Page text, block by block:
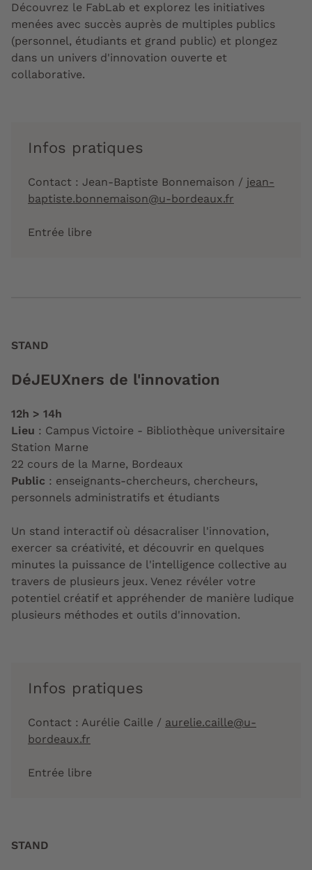
Découvrez le FabLab et explorez les initiatives
menées avec succès auprès de multiples publics
(personnel, étudiants et grand public) et plongez
dans un univers d'innovation ouverte et
collaborative.
Infos pratiques
Contact : Jean-Baptiste Bonnemaison / jean-
baptiste.bonnemaison@u-bordeaux.fr
Entrée libre
STAND
DéJEUXners de l'innovation
12h > 14h
Lieu : Campus Victoire - Bibliothèque universitaire
Station Marne
22 cours de la Marne, Bordeaux
Public : enseignants-chercheurs, chercheurs,
personnels administratifs et étudiants
Un stand interactif où désacraliser l'innovation,
exercer sa créativité, et découvrir en quelques
minutes la puissance de l'intelligence collective au
travers de plusieurs jeux. Venez révéler votre
potentiel créatif et appréhender de manière ludique
plusieurs méthodes et outils d'innovation.
Infos pratiques
Contact : Aurélie Caille / aurelie.caille@u-
bordeaux.fr
Entrée libre
STAND